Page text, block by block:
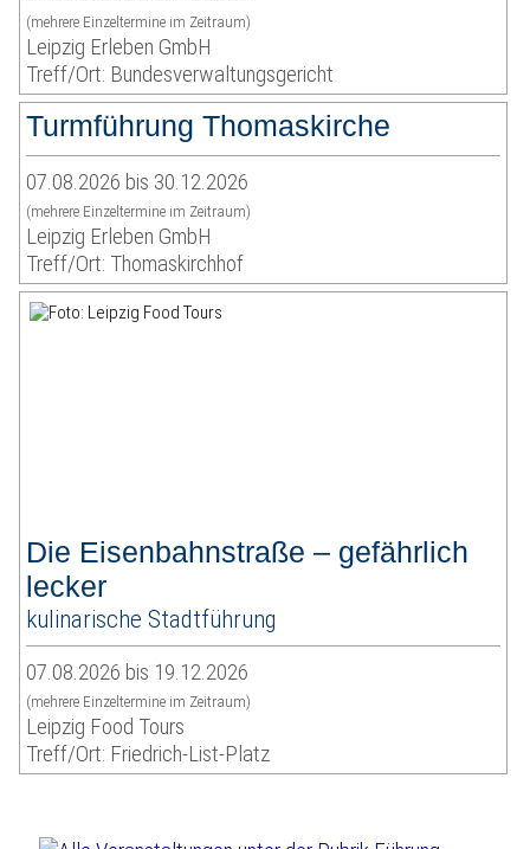
(mehrere Einzeltermine im Zeitraum)
Leipzig Erleben GmbH
Treff/Ort: Bundesverwaltungsgericht
Turmführung Thomaskirche
07.08.2026 bis 30.12.2026
(mehrere Einzeltermine im Zeitraum)
Leipzig Erleben GmbH
Treff/Ort: Thomaskirchhof
Die Eisenbahnstraße – gefährlich
lecker
kulinarische Stadtführung
07.08.2026 bis 19.12.2026
(mehrere Einzeltermine im Zeitraum)
Leipzig Food Tours
Treff/Ort: Friedrich-List-Platz